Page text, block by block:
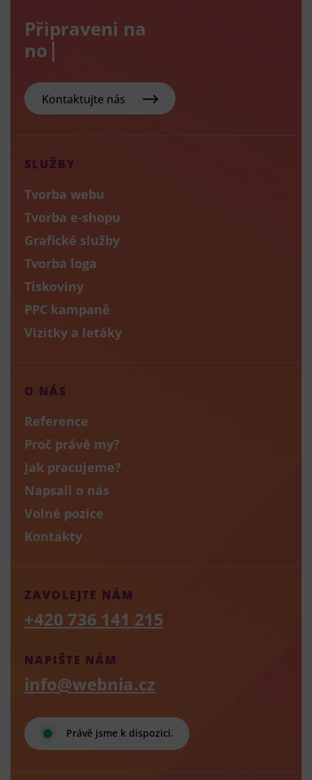
Připraveni na
nový e-
Kontaktujte nás
SLUŽBY
Tvorba webu
Tvorba e-shopu
Grafické služby
Tvorba loga
Tiskoviny
PPC kampaně
Vizitky a letáky
O NÁS
Reference
Proč právě my?
Jak pracujeme?
Napsali o nás
Volné pozice
Kontakty
Právě jsme k dispozici.
NAPIŠTE NÁM
info@webnia.cz
ZAVOLEJTE NÁM
+420 736 141 215